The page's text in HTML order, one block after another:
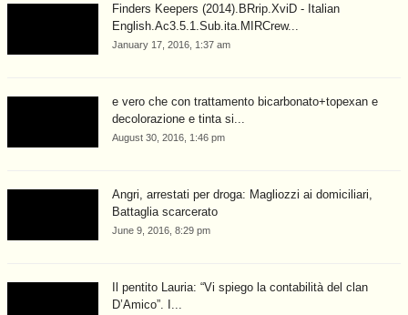
Finders Keepers (2014).BRrip.XviD - Italian
English.Ac3.5.1.Sub.ita.MIRCrew...
January 17, 2016, 1:37 am
e vero che con trattamento bicarbonato+topexan e
decolorazione e tinta si...
August 30, 2016, 1:46 pm
Angri, arrestati per droga: Magliozzi ai domiciliari,
Battaglia scarcerato
June 9, 2016, 8:29 pm
Il pentito Lauria: “Vi spiego la contabilità del clan
D’Amico”. I...